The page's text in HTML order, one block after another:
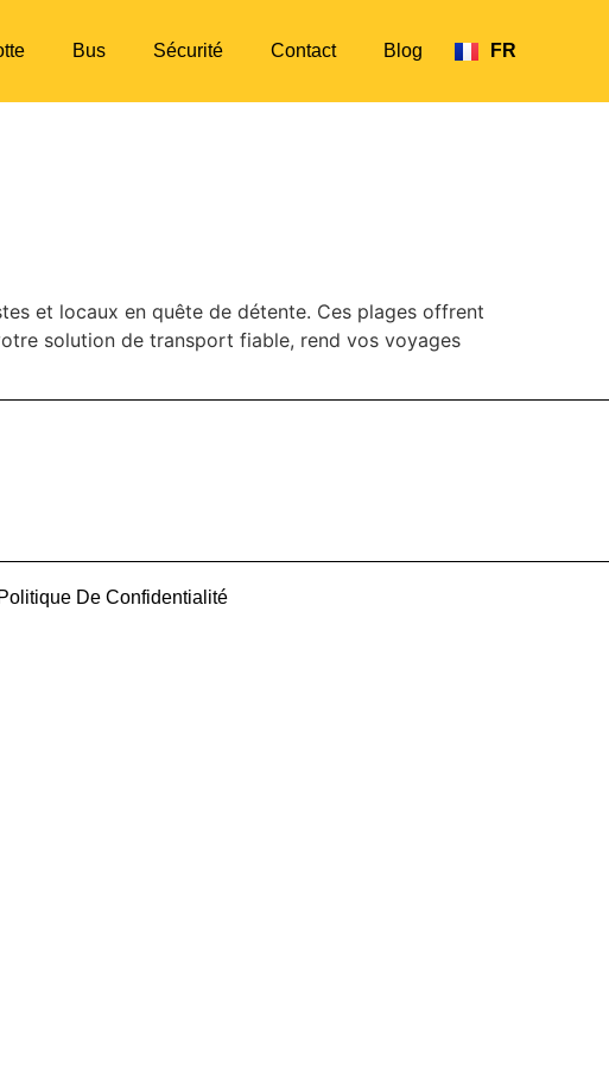
Bus Sécurité Contact Blog FR
EN
et locaux en quête de détente. Ces plages offrent
solution de transport fiable, rend vos voyages
Politique De Confidentialité